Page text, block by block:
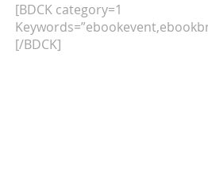
[BDCK category=1
[/BDCK]